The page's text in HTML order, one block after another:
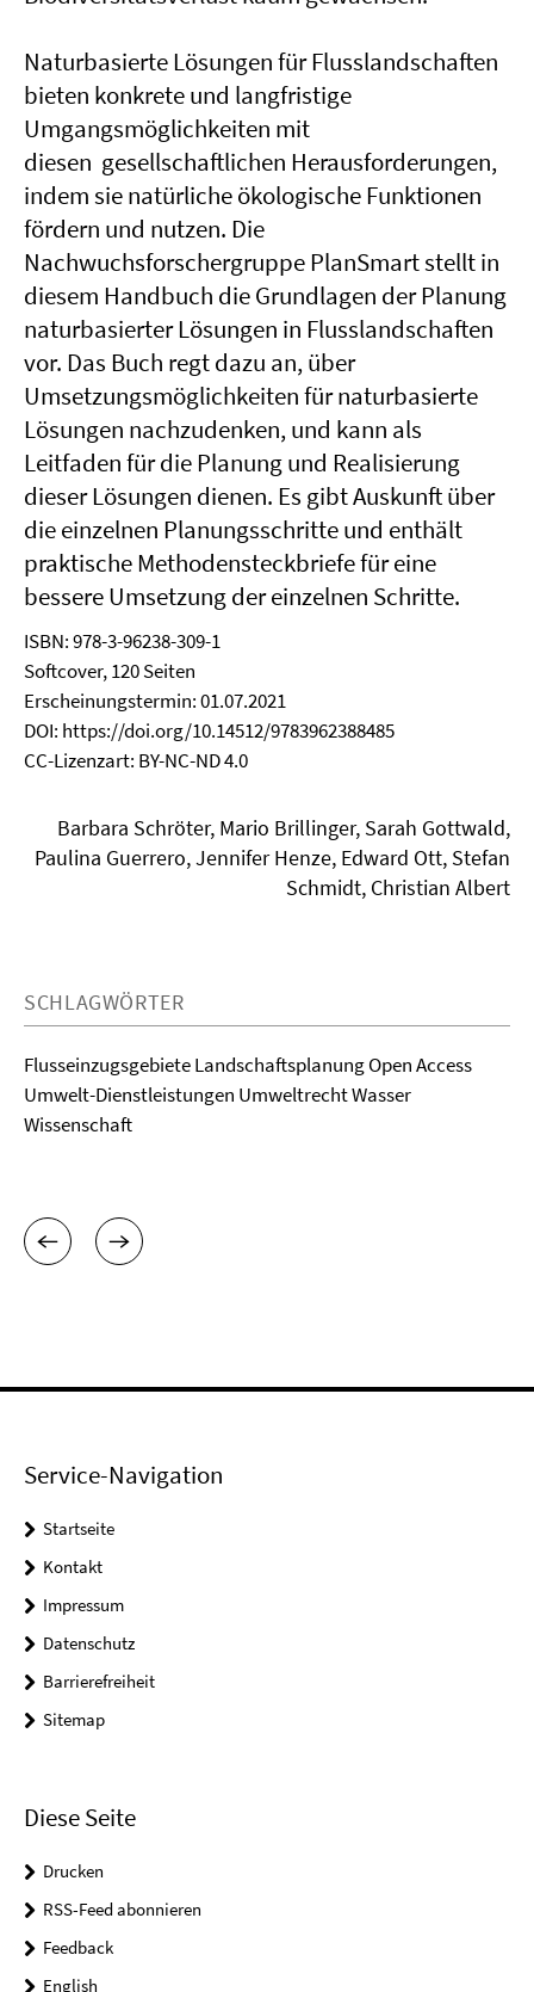
Naturbasierte Lösungen für Flusslandschaften
bieten konkrete und langfristige
Umgangsmöglichkeiten mit
diesen gesellschaftlichen Herausforderungen,
indem sie natürliche ökologische Funktionen
fördern und nutzen. Die
Nachwuchsforschergruppe PlanSmart stellt in
diesem Handbuch die Grundlagen der Planung
naturbasierter Lösungen in Flusslandschaften
vor. Das Buch regt dazu an, über
Umsetzungsmöglichkeiten für naturbasierte
Lösungen nachzudenken, und kann als
Leitfaden für die Planung und Realisierung
dieser Lösungen dienen. Es gibt Auskunft über
die einzelnen Planungsschritte und enthält
praktische Methodensteckbriefe für eine
bessere Umsetzung der einzelnen Schritte.
ISBN: 978-3-96238-309-1
Softcover, 120 Seiten
Erscheinungstermin: 01.07.2021
DOI: https://doi.org/10.14512/9783962388485
CC-Lizenzart: BY-NC-ND 4.0
Barbara Schröter, Mario Brillinger, Sarah Gottwald,
Paulina Guerrero, Jennifer Henze, Edward Ott, Stefan
Schmidt, Christian Albert
SCHLAGWÖRTER
Flusseinzugsgebiete Landschaftsplanung Open Access
Umwelt-Dienstleistungen Umweltrecht Wasser
Wissenschaft
Service-Navigation
Startseite
Kontakt
Impressum
Datenschutz
Barrierefreiheit
Sitemap
Diese Seite
Drucken
RSS-Feed abonnieren
Feedback
English